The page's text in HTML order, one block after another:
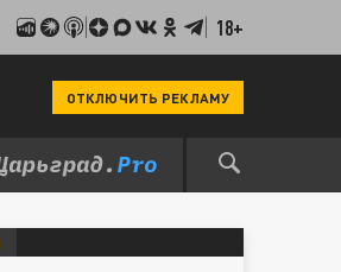
18+
ОТКЛЮЧИТЬ РЕКЛАМУ